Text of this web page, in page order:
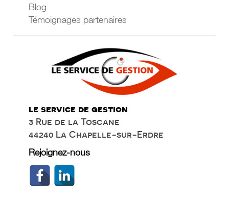
Blog
Témoignages partenaires
le service de gestion
3 Rue de la Toscane
44240 La Chapelle-sur-Erdre
Rejoignez-nous